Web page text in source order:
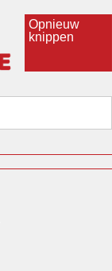
Opnieuw
knippen